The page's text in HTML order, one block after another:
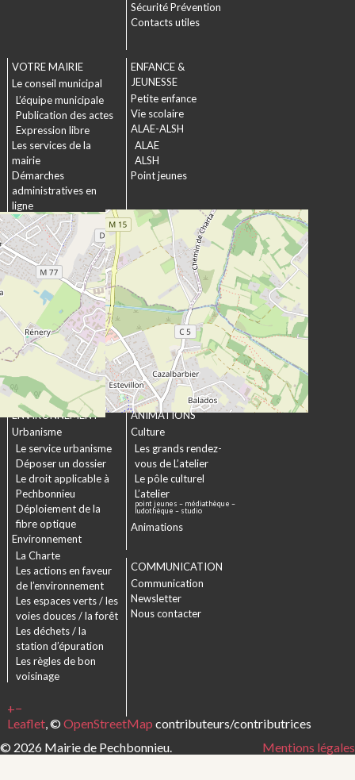
+−
Leaflet, © OpenStreetMap contributeurs/contributrices
Sécurité Prévention
Contacts utiles
VOTRE MAIRIE
Le conseil municipal
L’équipe municipale
Publication des actes
Expression libre
Les services de la
mairie
Démarches
administratives en
ligne
Formulaires
Marchés publics
ENFANCE &
JEUNESSE
Petite enfance
Vie scolaire
ALAE-ALSH
ALAE
ALSH
Point jeunes
SOCIAL &
SOLIDARITÉ
Actions municipales
La commission
intergénérationnelle
Maison de retraite La
chartreuse
Les établissements
médico-sociaux
Projet Se Canto
URBANISME &
ENVIRONNEMENT
Urbanisme
Le service urbanisme
Déposer un dossier
Le droit applicable à
Pechbonnieu
Déploiement de la
fibre optique
Environnement
La Charte
Les actions en faveur
de l’environnement
Les espaces verts / les
voies douces / la forêt
Les déchets / la
station d’épuration
Les règles de bon
voisinage
CULTURE &
ANIMATIONS
Culture
Les grands rendez-
vous de L’atelier
Le pôle culturel
L’atelier
point jeunes – médiathèque –
ludothèque – studio
Animations
COMMUNICATION
Communication
Newsletter
Nous contacter
© 2026 Mairie de Pechbonnieu. Mentions légales